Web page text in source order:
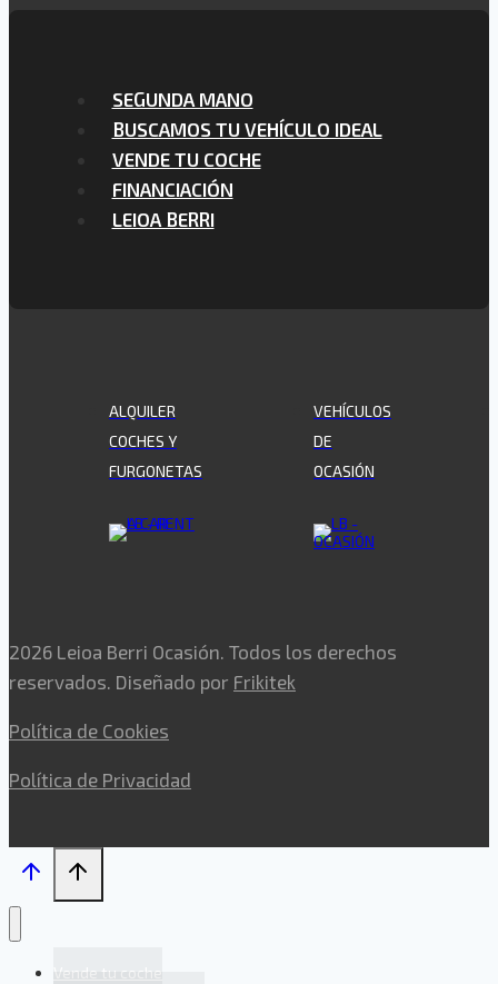
SEGUNDA MANO
BUSCAMOS TU VEHÍCULO IDEAL
VENDE TU COCHE
FINANCIACIÓN
LEIOA BERRI
ALQUILER
COCHES Y
FURGONETAS
VEHÍCULOS
DE
OCASIÓN
2026 Leioa Berri Ocasión. Todos los derechos
reservados. Diseñado por Frikitek
Política de Cookies
Política de Privacidad
Vende tu coche